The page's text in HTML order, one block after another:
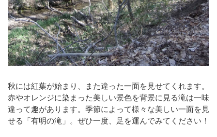
秋には紅葉が始まり、また違った一面を見せてくれます。
赤やオレンジに染まった美しい景色を背景に見る滝は一味
違って趣があります。季節によって様々な美しい一面を見
せる「有明の滝」。ぜひ一度、足を運んでみてください！